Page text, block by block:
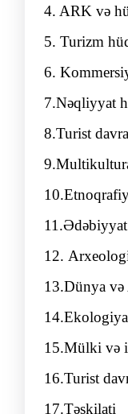
4. ARK və
5. Turizm
6.
7.Nəqliyyat
8.Turist
9.Multikultu
12.
13.Dünya və
15.Mülki və
16.Turist